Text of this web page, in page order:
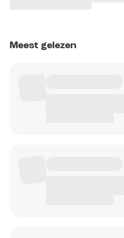
Meest gelezen